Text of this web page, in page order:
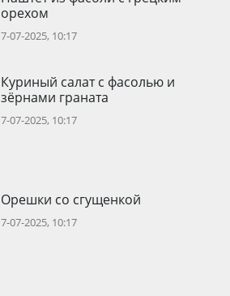
орехом
7-07-2025, 10:17
Куриный салат с фасолью и
зёрнами граната
7-07-2025, 10:17
Орешки со сгущенкой
7-07-2025, 10:17